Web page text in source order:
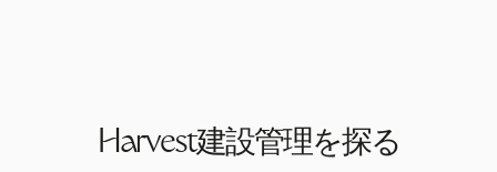
Harvest建設管理を探る